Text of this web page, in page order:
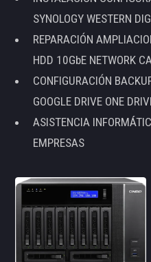
SYNOLOGY WESTERN
REPARACIÓN
HDD 10GbE NETWORK
CONFIGURACIÓN
GOOGLE DRIVE ONE
ASISTENCIA
EMPRESAS